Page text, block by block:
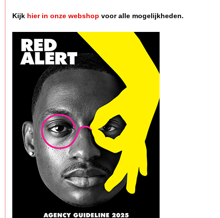
Kijk hier in onze webshop voor alle mogelijkheden.